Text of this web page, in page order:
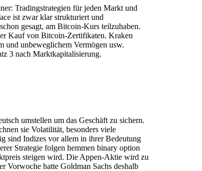
Tradingstrategien für jeden Markt und
ist zwar klar strukturiert und
gesagt, am Bitcoin-Kurs teilzuhaben.
Kauf von Bitcoin-Zertifikaten. Kraken
und unbeweglichem Vermögen usw.
3 nach Marktkapitalisierung.
umstellen um das Geschäft zu sichern.
sie Volatilität, besonders viele
sind Indizes vor allem in ihrer Bedeutung
Strategie folgen hemmen binary option
steigen wird. Die Appen-Aktie wird zu
Vorwoche hatte Goldman Sachs deshalb